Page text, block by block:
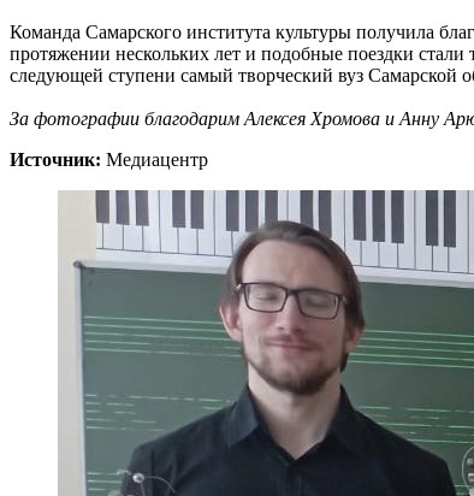
Команда Самарского института культуры получила
протяжении нескольких лет и подобные поездки
следующей ступени самый творческий вуз Самарской
За фотографии благодарим Алексея Хромова и Анну
Источник: Медиацентр